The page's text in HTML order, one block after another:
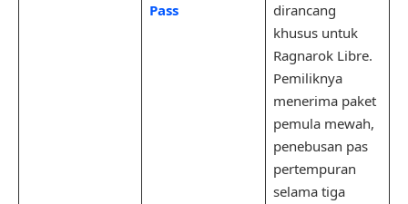
Pass
dirancang
khusus untuk
Ragnarok Libre.
Pemiliknya
menerima paket
pemula mewah,
penebusan pas
pertempuran
selama tiga